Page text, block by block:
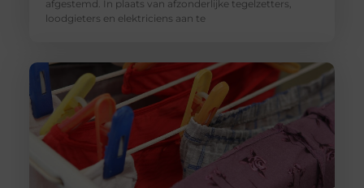
afgestemd. In plaats van afzonderlijke tegelzetters,
loodgieters en elektriciens aan te